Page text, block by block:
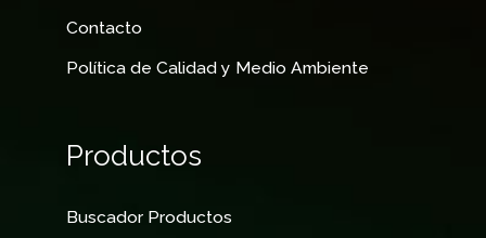
Contacto
Política de Calidad y Medio Ambiente
Productos
Buscador Productos